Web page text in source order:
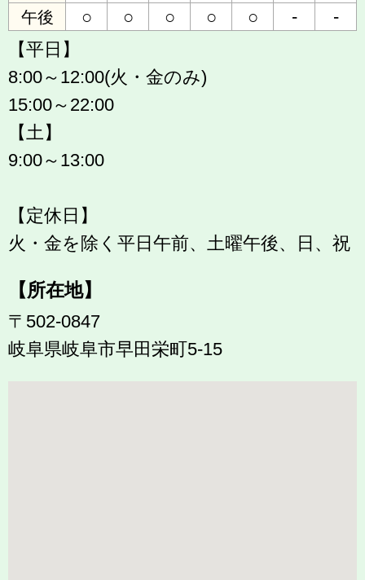
午後 ○ ○ ○ ○ ○ -
-
【平日】
8:00～12:00(火・金のみ)
15:00～22:00
【土】
9:00～13:00
【定休日】
火・金を除く平日午前、土曜午後、日、祝
【所在地】
〒502-0847
岐阜県岐阜市早田栄町5-15